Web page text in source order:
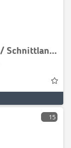
Claas Jaguar 800 snijlengtekast / Schnittlangengetriebe
15